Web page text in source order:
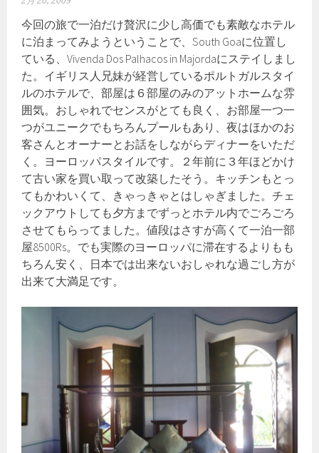
今回の旅で一泊だけ贅沢に少し高価でも素敵なホテル
に泊まってみようということで、South Goaに位置し
ている、Vivenda Dos Palhacos in Majordaにステイしまし
た。イギリス人兄妹が経営しているポルトガルスタイ
ルのホテルで、部屋は６部屋のみのアットホームな雰
囲気。おしゃれでセンスがとても良く、お部屋一つ一
つがユニークでもちろんプールもあり、夜はほかのお
客さんとオーナーとお話をしながらディナーをいただ
く。ヨーロッパスタイルです。２年前に３年ほどかけ
て古い家を買い取って改築したそう。キッチンもとっ
てもかわいくて、きゃっきゃとはしゃぎました。チェ
ックアウトしても夕方までずっとホテル内でごろごろ
させてもらってました。値段はさすが高くて一泊一部
屋8500Rs。でも実際のヨーロッパに滞在するよりもも
ちろん安く、日本では出来ないおしゃれな過ごし方が
出来て大満足です。